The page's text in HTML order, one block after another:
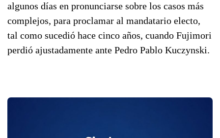
algunos días en pronunciarse sobre los casos más
complejos, para proclamar al mandatario electo,
tal como sucedió hace cinco años, cuando Fujimori
perdió ajustadamente ante Pedro Pablo Kuczynski.